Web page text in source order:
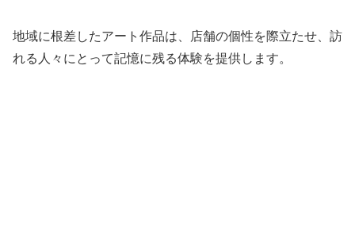
地域に根差したアート作品は、店舗の個性を際立たせ、訪
れる人々にとって記憶に残る体験を提供します。